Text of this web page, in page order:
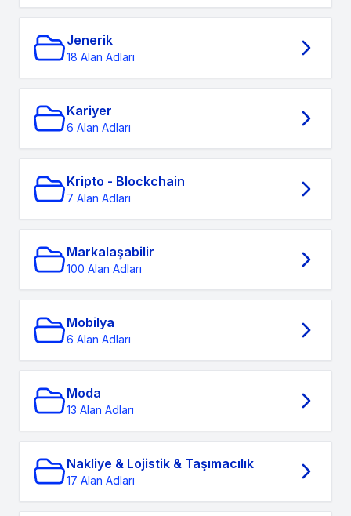
Jenerik
18 Alan Adları
Kariyer
6 Alan Adları
Kripto - Blockchain
7 Alan Adları
Markalaşabilir
100 Alan Adları
Mobilya
6 Alan Adları
Moda
13 Alan Adları
Nakliye & Lojistik & Taşımacılık
17 Alan Adları